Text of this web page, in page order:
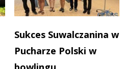
Sukces Suwalczanina w
Pucharze Polski w